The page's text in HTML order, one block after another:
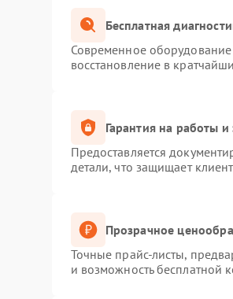
Бесплатная
Современное оборудование
восстановление в
Гарантия на работы и
Предоставляется
детали, что защищает
Прозрачное
Точные прайс-листы,
и возможность бесплатной